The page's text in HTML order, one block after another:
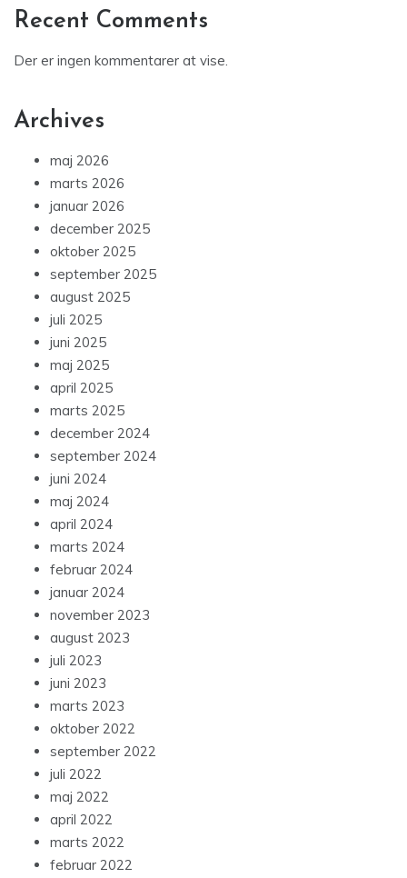
Recent Comments
Der er ingen kommentarer at vise.
Archives
maj 2026
marts 2026
januar 2026
december 2025
oktober 2025
september 2025
august 2025
juli 2025
juni 2025
maj 2025
april 2025
marts 2025
december 2024
september 2024
juni 2024
maj 2024
april 2024
marts 2024
februar 2024
januar 2024
november 2023
august 2023
juli 2023
juni 2023
marts 2023
oktober 2022
september 2022
juli 2022
maj 2022
april 2022
marts 2022
februar 2022